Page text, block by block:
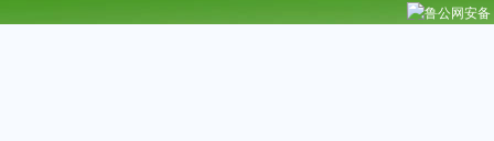
鲁公网安备